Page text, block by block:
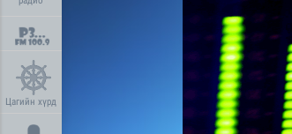
Цагийн хүрд